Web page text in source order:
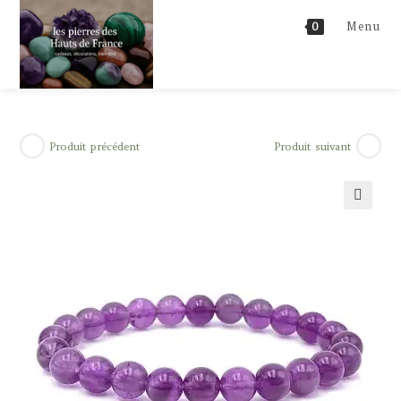
Skip
content
0 Menu
Produit précédent Produit suivant